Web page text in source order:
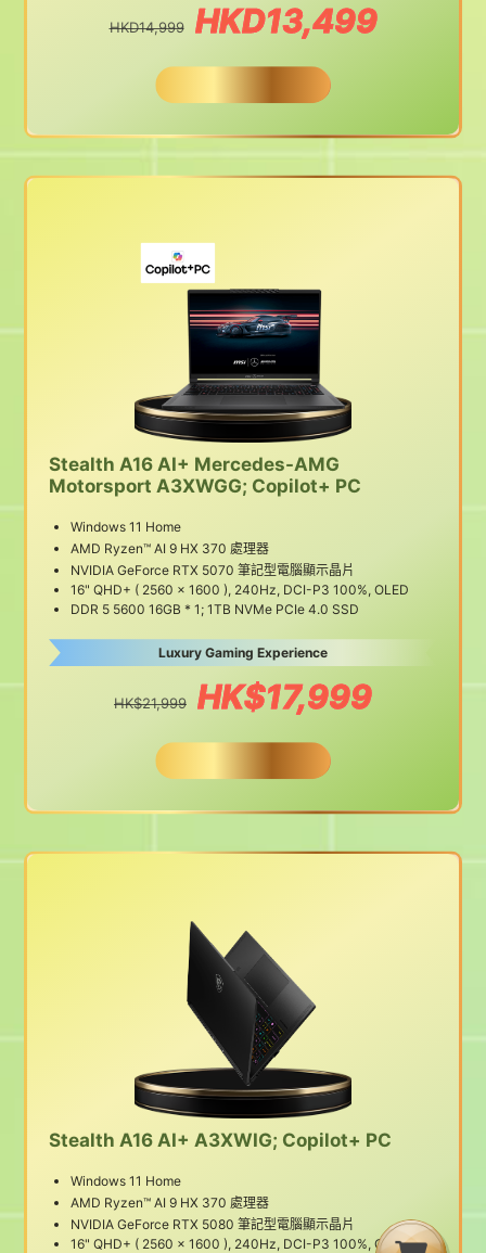
HKD14,999 HKD13,499
Stealth A16 AI+ Mercedes-AMG
Motorsport A3XWGG; Copilot+ PC
Windows 11 Home
AMD Ryzen™ AI 9 HX 370 處理器
NVIDIA GeForce RTX 5070 筆記型電腦顯示晶片
16" QHD+ ( 2560 x 1600 ), 240Hz, DCI-P3 100%, OLED
DDR 5 5600 16GB * 1; 1TB NVMe PCIe 4.0 SSD
Luxury Gaming Experience
HK$21,999 HK$17,999
Stealth A16 AI+ A3XWIG; Copilot+ PC
Windows 11 Home
AMD Ryzen™ AI 9 HX 370 處理器
NVIDIA GeForce RTX 5080 筆記型電腦顯示晶片
16" QHD+ ( 2560 x 1600 ), 240Hz, DCI-P3 100%, OLED